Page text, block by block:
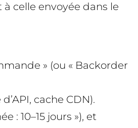
celle envoyée dans le
» (ou « Backorder
cache CDN).
: 10–15 jours »), et